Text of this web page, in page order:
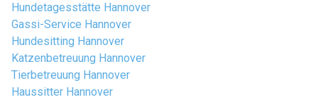
Hundetagesstätte Hannover
Gassi-Service Hannover
Hundesitting Hannover
Katzenbetreuung Hannover
Tierbetreuung Hannover
Haussitter Hannover